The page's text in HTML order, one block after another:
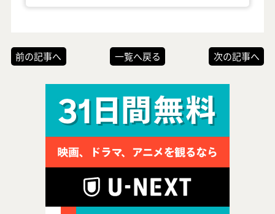
前の記事へ 一覧へ戻る 次の記事へ